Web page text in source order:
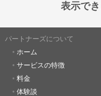
表示で
パートナーズについて
ホーム
サービスの特徴
料金
体験談